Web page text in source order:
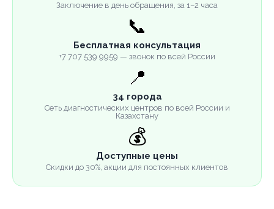
Заключение в день обращения, за 1–2 часа
📞
Бесплатная консультация
+7 707 539 9959 — звонок по всей России
📍
34 города
Сеть диагностических центров по всей России и
Казахстану
💰
Доступные цены
Скидки до 30%, акции для постоянных клиентов